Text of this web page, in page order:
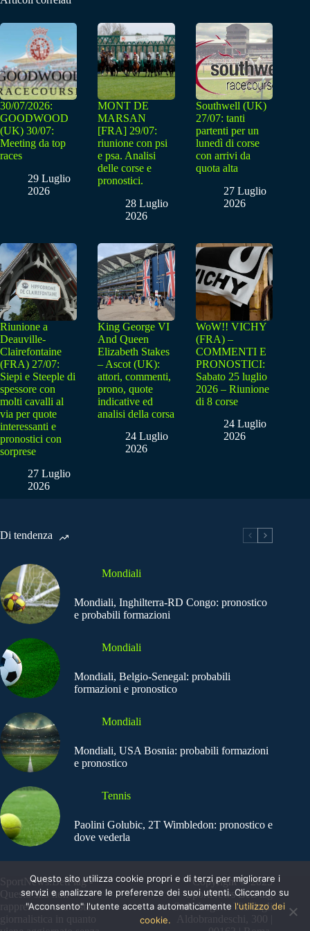
30/07/2026:
GOODWOOD
(UK) 30/07:
Meeting da top
races
29 Luglio
2026
MONT DE
MARSAN
[FRA] 29/07:
riunione con psi
e psa. Analisi
delle corse e
pronostici.
28 Luglio
2026
Southwell (UK)
27/07: tanti
partenti per un
lunedì di corse
con arrivi da
quota alta
27 Luglio
2026
Riunione a
Deauville-
Clairefontaine
(FRA) 27/07:
Siepi e Steeple di
spessore con
molti cavalli al
via per quote
interessanti e
pronostici con
sorprese
27 Luglio
2026
King George VI
And Queen
Elizabeth Stakes
– Ascot (UK):
attori, commenti,
prono, quote
indicative ed
analisi della corsa
24 Luglio
2026
WoW!! VICHY
(FRA) –
COMMENTI E
PRONOSTICI:
Sabato 25 luglio
2026 – Riunione
di 8 corse
24 Luglio
2026
Di tendenza
Mondiali
Mondiali, Inghilterra-RD Congo: pronostico
e probabili formazioni
Mondiali
Mondiali, Belgio-Senegal: probabili
formazioni e pronostico
Mondiali
Mondiali, USA Bosnia: probabili formazioni
e pronostico
Tennis
Paolini Golubic, 2T Wimbledon: pronostico e
dove vederla
SportNews.BetFlag -
Questo sito non
rappresenta una testata
giornalistica in quanto
Copyright © 2025
SportNews BetFlag
Sede Legale: Via degli
Aldobrandeschi, 300 |
Questo sito utilizza cookie propri e di terzi per migliorare i
servizi e analizzare le preferenze dei suoi utenti. Cliccando su
"Acconsento" l'utente accetta automaticamente l'utilizzo dei
cookie.